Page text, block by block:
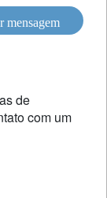
mensagem
de
com um